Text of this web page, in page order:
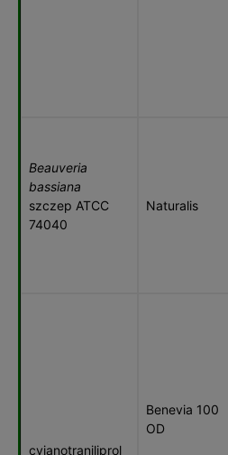
Beauveria
bassiana
szczep ATCC
74040
Naturalis
cyjanotraniliprol
Benevia 100
OD